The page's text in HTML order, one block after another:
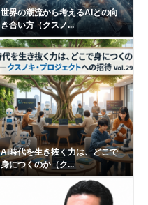
世界の潮流から考えるAIとの向
き合い方（クスノ...
AI時代を生き抜く力は、どこで
身につくのか（ク...